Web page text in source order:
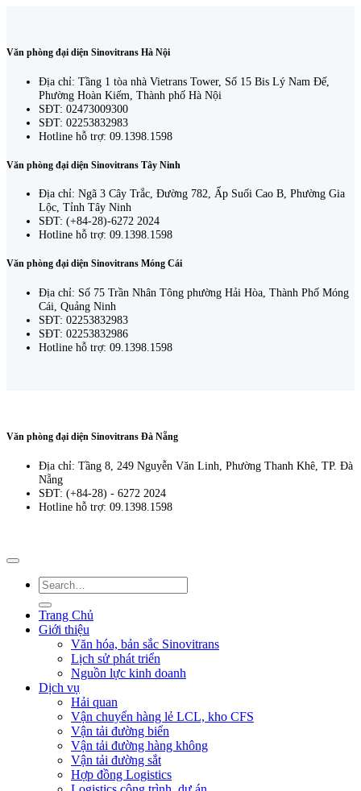
Văn phòng đại diện Sinovitrans Hà Nội
Địa chỉ: Tầng 1 tòa nhà Vietrans Tower, Số 15 Bis Lý Nam Đế,
Phường Hoàn Kiếm, Thành phố Hà Nội
SĐT: 02473009300
SĐT: 02253832983
Hotline hỗ trợ: 09.1398.1598
Văn phòng đại diện Sinovitrans Tây Ninh
Địa chỉ: Ngã 3 Cây Trắc, Đường 782, Ấp Suối Cao B, Phường Gia
Lộc, Tỉnh Tây Ninh
SĐT: (+84-28)-6272 2024
Hotline hỗ trợ: 09.1398.1598
Văn phòng đại diện Sinovitrans Móng Cái
Địa chỉ: Số 75 Trần Nhân Tông phường Hải Hòa, Thành Phố Móng
Cái, Quảng Ninh
SĐT: 02253832983
SĐT: 02253832986
Hotline hỗ trợ: 09.1398.1598
Văn phòng đại diện Sinovitrans Đà Nẵng
Địa chỉ: Tầng 8, 249 Nguyễn Văn Linh, Phường Thanh Khê, TP. Đà
Nẵng
SĐT: (+84-28) - 6272 2024
Hotline hỗ trợ: 09.1398.1598
Trang Chủ
Giới thiệu
Văn hóa, bản sắc Sinovitrans
Lịch sử phát triển
Nguồn lực kinh doanh
Dịch vụ
Hải quan
Vận chuyển hàng lẻ LCL, kho CFS
Vận tải đường biển
Vận tải đường hàng không
Vận tải đường sắt
Hợp đồng Logistics